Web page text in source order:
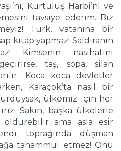
Kurtuluş Harbi’ni ve
tavsiye ederim. Biz
Türk, vatanına bir
kitap yapmaz! Saldıranın
Kimsenin nasihatini
taş, sopa, silah
Koca koca devletler
Karaçok’ta nasıl bir
ülkemiz için her
Sakın, başka ülkelerle
öldürebilir ama asla esir
toprağında düşman
tahammül etmez! Onu